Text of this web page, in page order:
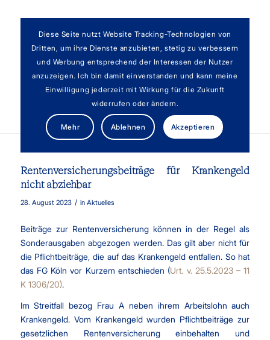
Aktuelles
Rentenversicherungsbeiträge für Krankengeld
nicht abziehbar
28. August 2023 / in Aktuelles
Beiträge zur Rentenversicherung können in der Regel als
Sonderausgaben abgezogen werden. Das gilt aber nicht für
die Pflichtbeiträge, die auf das Krankengeld entfallen. So hat
das FG Köln vor Kurzem entschieden (Urt. v. 25.5.2023 – 11
K 1306/20).
Im Streitfall bezog Frau A neben ihrem Arbeitslohn auch
Krankengeld. Vom Krankengeld wurden Pflichtbeiträge zur
gesetzlichen Rentenversicherung einbehalten und
Diese Seite nutzt Website Tracking-Technologien von
Dritten, um ihre Dienste anzubieten, stetig zu verbessern
und Werbung entsprechend der Interessen der Nutzer
anzuzeigen. Ich bin damit einverstanden und kann meine
Einwilligung jederzeit mit Wirkung für die Zukunft
widerrufen oder ändern.
Mehr Ablehnen Akzeptieren